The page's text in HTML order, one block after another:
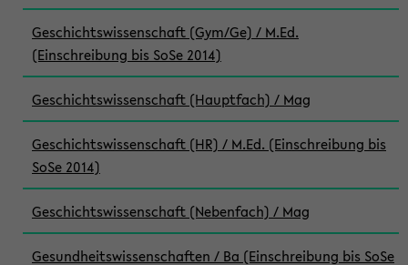
Geschichtswissenschaft (Gym/Ge) / M.Ed.
(Einschreibung bis SoSe 2014)
Geschichtswissenschaft (Hauptfach) / Mag
Geschichtswissenschaft (HR) / M.Ed. (Einschreibung bis
SoSe 2014)
Geschichtswissenschaft (Nebenfach) / Mag
Gesundheitswissenschaften / Ba (Einschreibung bis SoSe